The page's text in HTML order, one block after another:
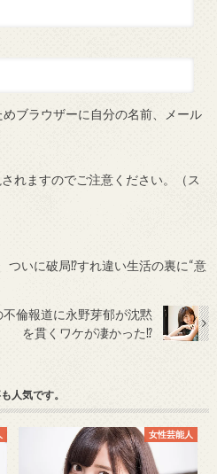
ブラウザーに自分の名前、メール
れますのでご注意ください。（ス
ついに破局⁉すれ違い生活の裏に“意
倫報道に永野芽郁が沈黙
を貫くワケが凄かった⁉
人気です。
女性芸能人